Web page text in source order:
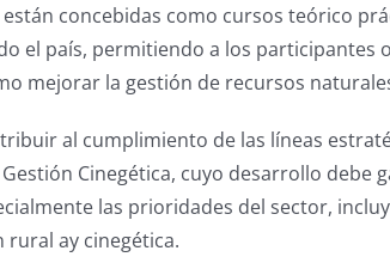
están concebidas como cursos teórico
el país, permitiendo a los
mejorar la gestión de recursos
al cumplimiento de las líneas
Cinegética, cuyo desarrollo
las prioridades del sector,
rural ay cinegética.